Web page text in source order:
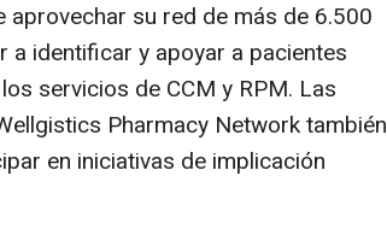
su red de más de 6.500
a identificar y apoyar a pacientes
servicios de CCM y RPM. Las
Pharmacy Network también
en iniciativas de implicación